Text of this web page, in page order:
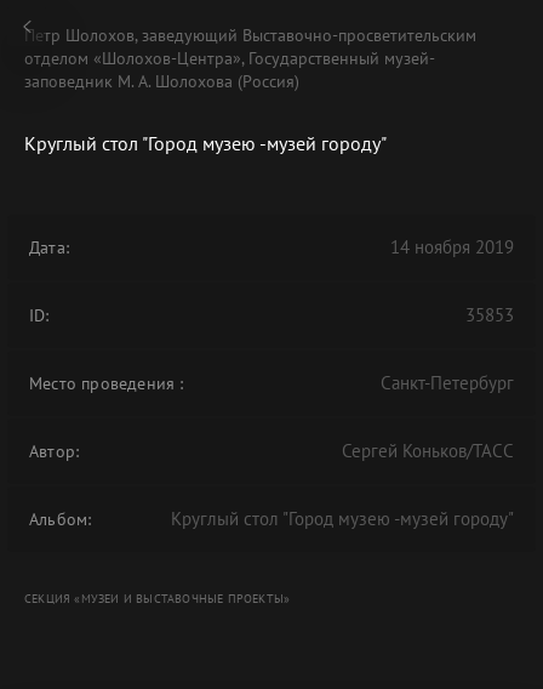
Петр Шолохов, заведующий Выставочно-просветительским
отделом «Шолохов-Центра», Государственный музей-
заповедник М. А. Шолохова (Россия)
Круглый стол "Город музею -музей городу"
Дата: 14 ноября 2019
ID: 35853
Место проведения : Санкт-Петербург
Автор: Сергей Коньков/ТАСС
Альбом: Круглый стол "Город музею -музей городу"
СЕКЦИЯ «МУЗЕИ И ВЫСТАВОЧНЫЕ ПРОЕКТЫ»